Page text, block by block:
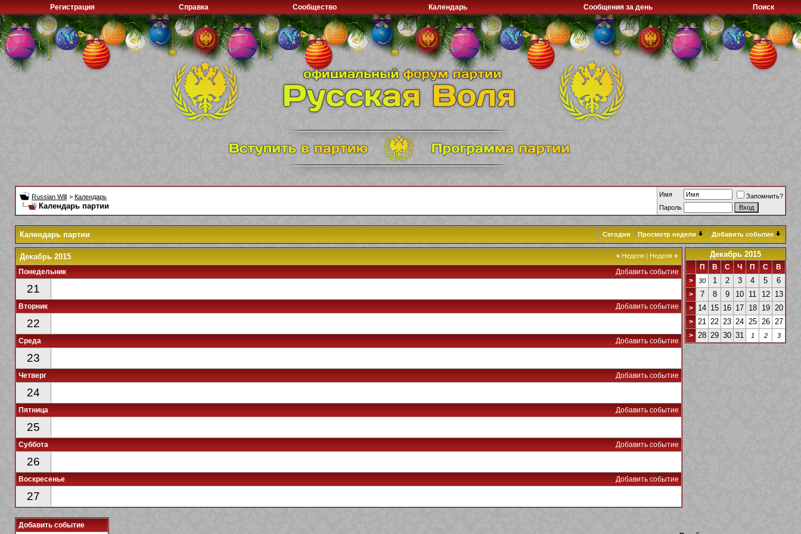
Регистрация Справка Сообщество Календарь Сообщения за день Поиск
Russian Will > Календарь
Календарь партии
Имя
Запомнить?
Пароль
Календарь партии Сегодня Просмотр недели Добавить событие
« Неделя | Неделя »
Декабрь 2015
Добавить событие
Понедельник
21
Добавить событие
Вторник
22
Добавить событие
Среда
23
Добавить событие
Четверг
24
Добавить событие
Пятница
25
Добавить событие
Суббота
26
Добавить событие
Воскресенье
27
Декабрь 2015
П В С Ч П С
В
>
30 1 2 3 4 5 6
> 7 8 9 10 11 12 13
> 14 15 16 17 18 19 20
> 21 22 23 24 25 26 27
> 28 29 30 31 1 2 3
Добавить событие